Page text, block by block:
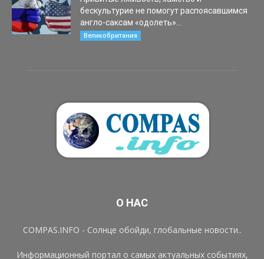
бескультурие не помогут распоясавшимся
англо-саксам «одолеть»...
Великобритания
О НАС
COMPAS.INFO - Солнце обойди, глобальные новости..
Информационный портал о самых актуальных событиях,